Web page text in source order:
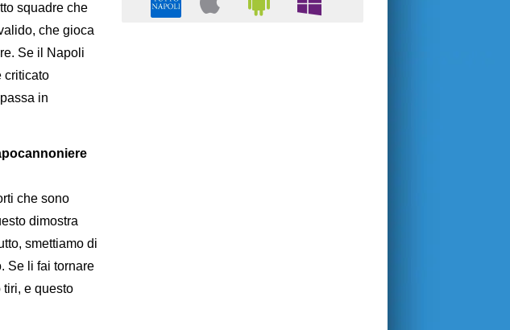
squadre che
che gioca
Se il Napoli
criticato
in
che sono
dimostra
smettiamo di
Se li fai tornare
e questo